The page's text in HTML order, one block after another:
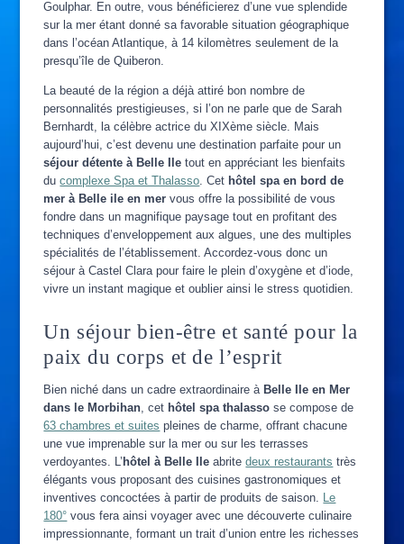
Goulphar. En outre, vous bénéficierez d’une vue splendide
sur la mer étant donné sa favorable situation géographique
dans l’océan Atlantique, à 14 kilomètres seulement de la
presqu’île de Quiberon.
La beauté de la région a déjà attiré bon nombre de
personnalités prestigieuses, si l’on ne parle que de Sarah
Bernhardt, la célèbre actrice du XIXème siècle. Mais
aujourd’hui, c’est devenu une destination parfaite pour un
séjour détente à Belle Ile tout en appréciant les bienfaits
ducomplexe Spa et Thalasso. Cet hôtel spa en bord de
mer à Belle ile en mer vous offre la possibilité de vous
fondre dans un magnifique paysage tout en profitant des
techniques d’enveloppement aux algues, une des multiples
spécialités de l’établissement. Accordez-vous donc un
séjour à Castel Clara pour faire le plein d’oxygène et d’iode,
vivre un instant magique et oublier ainsi le stress quotidien.
Un séjour bien-être et santé pour la
paix du corps et de l’esprit
Bien niché dans un cadre extraordinaire à Belle Ile en Mer
dans le Morbihan, cet hôtel spa thalasso se compose de
63 chambres et suites pleines de charme, offrant chacune
une vue imprenable sur la mer ou sur les terrasses
verdoyantes. L’ hôtel à Belle Ile abritedeux restaurants très
élégants vous proposant des cuisines gastronomiques et
inventives concoctées à partir de produits de saison. Le
180° vous fera ainsi voyager avec une découverte culinaire
impressionnante, formant un trait d’union entre les richesses